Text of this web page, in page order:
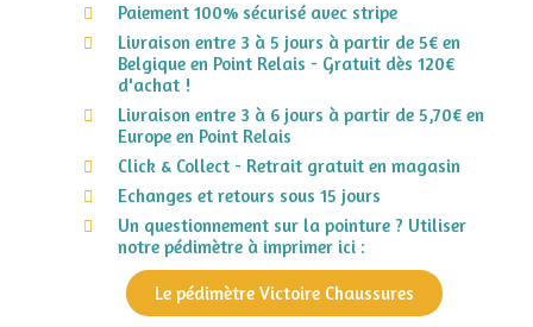
Paiement 100% sécurisé avec stripe
Livraison entre 3 à 5 jours à partir de 5€ en
Belgique en Point Relais - Gratuit dès 120€
d'achat !
Livraison entre 3 à 6 jours à partir de 5,70€ en
Europe en Point Relais
Click & Collect - Retrait gratuit en magasin
Echanges et retours sous 15 jours
Un questionnement sur la pointure ? Utiliser
notre pédimètre à imprimer ici :
Le pédimètre Victoire Chaussures